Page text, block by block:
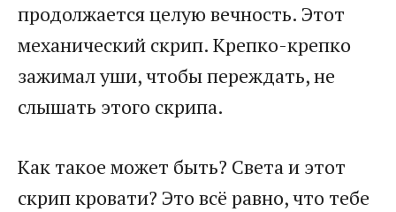
продолжается целую вечность. Этот
механический скрип. Крепко-крепко
зажимал уши, чтобы переждать, не
слышать этого скрипа.
Как такое может быть? Света и этот
скрип кровати? Это всё равно, что тебе